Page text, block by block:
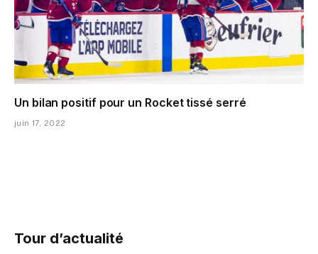
Un bilan positif pour un Rocket tissé serré
juin 17, 2022
Tour d’actualité